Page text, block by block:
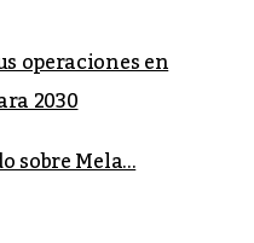
operaciones en
2030
sobre Mela...